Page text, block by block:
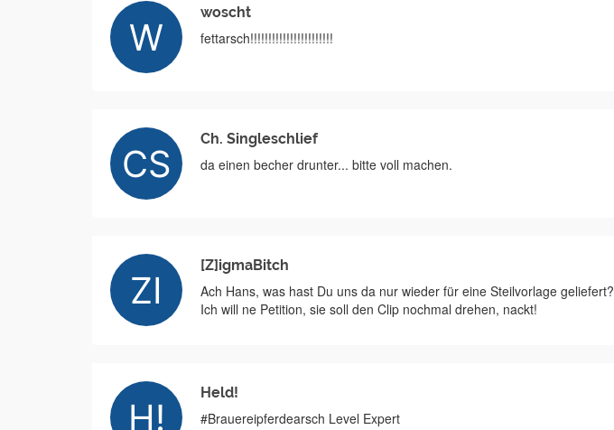
woscht
fettarsch!!!!!!!!!!!!!!!!!!!!!!!
Ch. Singleschlief
da einen becher drunter... bitte voll machen.
[Z]igmaBitch
Ach Hans, was hast Du uns da nur wieder für eine Steilvorlage geliefert?
Ich will ne Petition, sie soll den Clip nochmal drehen, nackt!
Held!
#Brauereipferdearsch Level Expert